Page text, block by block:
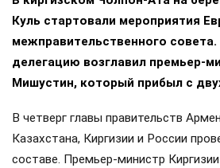
Куль стартовали мероприятия
межправительственного
делегацию возглавил премьер-
Мишустин, который прибыл с
В четверг главы правительств
Казахстана, Киргизии и России
составе. Премьер-министр